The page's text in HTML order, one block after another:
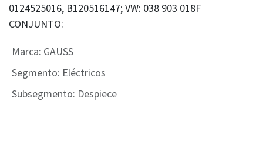
0124525016, B120516147; VW: 038 903 018F
CONJUNTO:
Marca: GAUSS
Segmento: Eléctricos
Subsegmento: Despiece